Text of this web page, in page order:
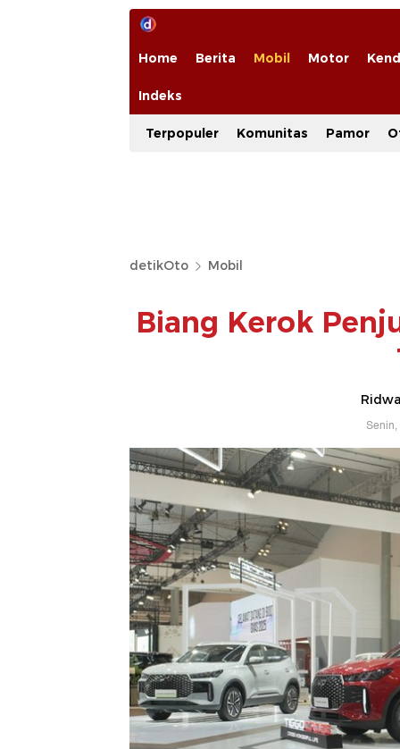
Home Berita Mobil Motor
Indeks
Terpopuler Komunitas Pamor
detikOto Mobil
Biang Kerok